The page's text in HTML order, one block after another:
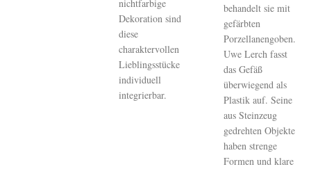
nichtfarbige
Dekoration sind
diese
charaktervollen
Lieblingsstücke
individuell
integrierbar.
behandelt sie mit
gefärbten
Porzellanengoben.
Uwe Lerch fasst
das Gefäß
überwiegend als
Plastik auf. Seine
aus Steinzeug
gedrehten Objekte
haben strenge
Formen und klare